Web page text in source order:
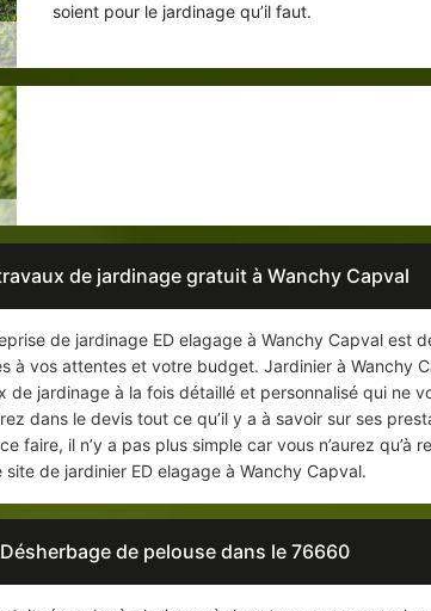
soient pour le jardinage qu’il faut.
de jardinage gratuit à Wanchy Capval
de jardinage ED elagage à Wanchy Capval est
à vos attentes et votre budget. Jardinier à Wanchy
jardinage à la fois détaillé et personnalisé qui ne
dans le devis tout ce qu’il y a à savoir sur ses
faire, il n’y a pas plus simple car vous n’aurez qu’à
de jardinier ED elagage à Wanchy Capval.
Désherbage de pelouse dans le 76660